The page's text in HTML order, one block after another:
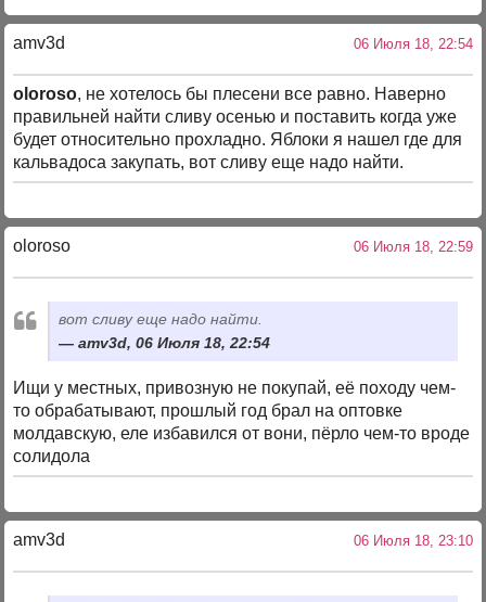
amv3d 06 Июля 18, 22:54
oloroso, не хотелось бы плесени все равно. Наверно
правильней найти сливу осенью и поставить когда уже
будет относительно прохладно. Яблоки я нашел где для
кальвадоса закупать, вот сливу еще надо найти.
oloroso 06 Июля 18, 22:59
вот сливу еще надо найти.
amv3d, 06 Июля 18, 22:54
Ищи у местных, привозную не покупай, её походу чем-
то обрабатывают, прошлый год брал на оптовке
молдавскую, еле избавился от вони, пёрло чем-то вроде
солидола
amv3d 06 Июля 18, 23:10